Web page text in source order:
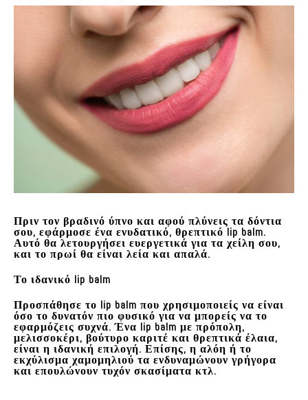
Πριν τον βραδινό ύπνο και αφού πλύνεις τα δόντια
σου, εφάρμοσε ένα ενυδατικό, θρεπτικόlip balm.
Αυτό θα λετουργήσει ευεργετικά για τα χείλη σου,
και το πρωί θα είναι λεία και απαλά.
Το ιδανικό lip balm
Προσπάθησε το lip balm που χρησιμοποιείς να είναι
όσο το δυνατόν πιο φυσικό για να μπορείς να το
εφαρμόζεις συχνά. Ένα lip balm μεπρόπολη,
μελισσοκέρι, βούτυρο καριτέ και θρεπτικά έλαια,
είναι η ιδανική επιλογή. Επίσης, η αλόη ή το
εκχύλισμα χαμομηλιούτα ενδυναμώνουν γρήγορα
και επουλώνουν τυχόν σκασίματα κτλ.